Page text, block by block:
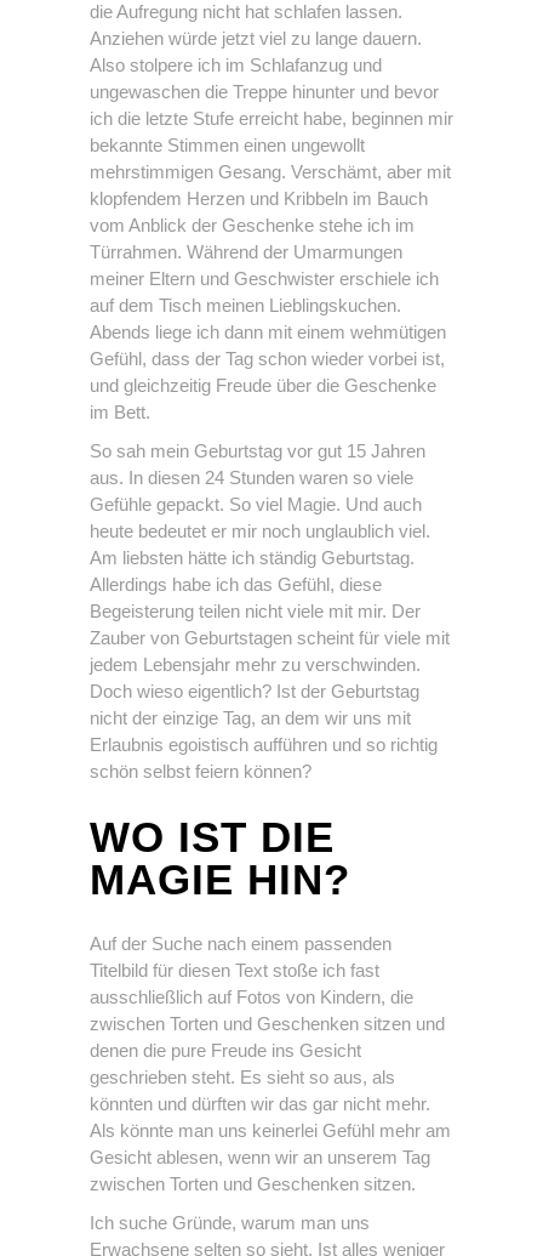
die Aufregung nicht hat schlafen lassen.
Anziehen würde jetzt viel zu lange dauern.
Also stolpere ich im Schlafanzug und
ungewaschen die Treppe hinunter und bevor
ich die letzte Stufe erreicht habe, beginnen mir
bekannte Stimmen einen ungewollt
mehrstimmigen Gesang. Verschämt, aber mit
klopfendem Herzen und Kribbeln im Bauch
vom Anblick der Geschenke stehe ich im
Türrahmen. Während der Umarmungen
meiner Eltern und Geschwister erschiele ich
auf dem Tisch meinen Lieblingskuchen.
Abends liege ich dann mit einem wehmütigen
Gefühl, dass der Tag schon wieder vorbei ist,
und gleichzeitig Freude über die Geschenke
im Bett.
So sah mein Geburtstag vor gut 15 Jahren
aus. In diesen 24 Stunden waren so viele
Gefühle gepackt. So viel Magie. Und auch
heute bedeutet er mir noch unglaublich viel.
Am liebsten hätte ich ständig Geburtstag.
Allerdings habe ich das Gefühl, diese
Begeisterung teilen nicht viele mit mir. Der
Zauber von Geburtstagen scheint für viele mit
jedem Lebensjahr mehr zu verschwinden.
Doch wieso eigentlich? Ist der Geburtstag
nicht der einzige Tag, an dem wir uns mit
Erlaubnis egoistisch aufführen und so richtig
schön selbst feiern können?
WO IST DIE
MAGIE HIN?
Auf der Suche nach einem passenden
Titelbild für diesen Text stoße ich fast
ausschließlich auf Fotos von Kindern, die
zwischen Torten und Geschenken sitzen und
denen die pure Freude ins Gesicht
geschrieben steht. Es sieht so aus, als
könnten und dürften wir das gar nicht mehr.
Als könnte man uns keinerlei Gefühl mehr am
Gesicht ablesen, wenn wir an unserem Tag
zwischen Torten und Geschenken sitzen.
Ich suche Gründe, warum man uns
Erwachsene selten so sieht. Ist alles weniger